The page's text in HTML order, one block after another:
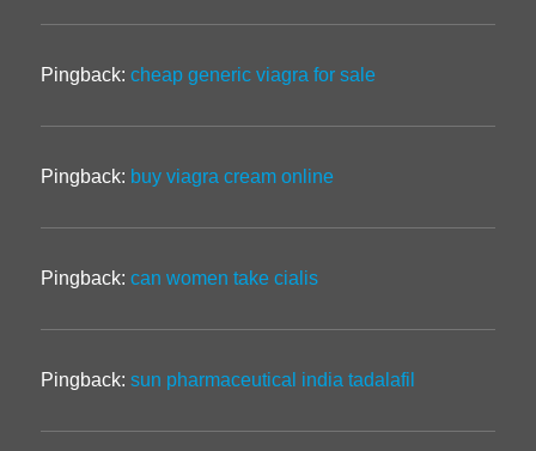
Pingback:cheap generic viagra for sale
Pingback: buy viagra cream online
Pingback:can women take cialis
Pingback:sun pharmaceutical india tadalafil